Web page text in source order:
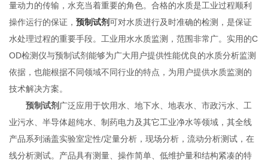
量动力的传输，水充当着重要的角色。合格的水质是工业过程顺利
操作运行的保证，预制试剂可对水质进行及时准确的检测，是保证
水处理过程的重要手段。工业用水水质监测，范围非常广。实用的C
OD检测仪与预制试剂能够为广大用户提供性能优良的水质分析监测
依据，也能根据不同领域不同行业的特点，为用户提供水质监测的
技术解决方案。
预制试剂 广泛应用于饮用水、地下水、地表水、市政污水、工
业污水、半导体超纯水、制药电力及其它工业净水等领域，其全线
产品系列涵盖实验室定性/定量分析，现场分析，流动分析测试，在
线分析测试。产品具有测量、操作简单、低维护量和结构紧凑的特